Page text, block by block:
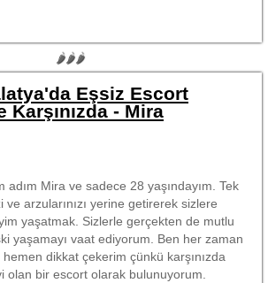
🌶🌶🌶
Eşsiz Escort
Karşınızda - Mira
adım Mira ve sadece 28 yaşındayım. Tek
ve arzularınızı yerine getirerek sizlere
yaşatmak. Sizlerle gerçekten de mutlu
yaşamayı vaat ediyorum. Ben her zaman
dikkat çekerim çünkü karşınızda
olan bir escort olarak bulunuyorum.